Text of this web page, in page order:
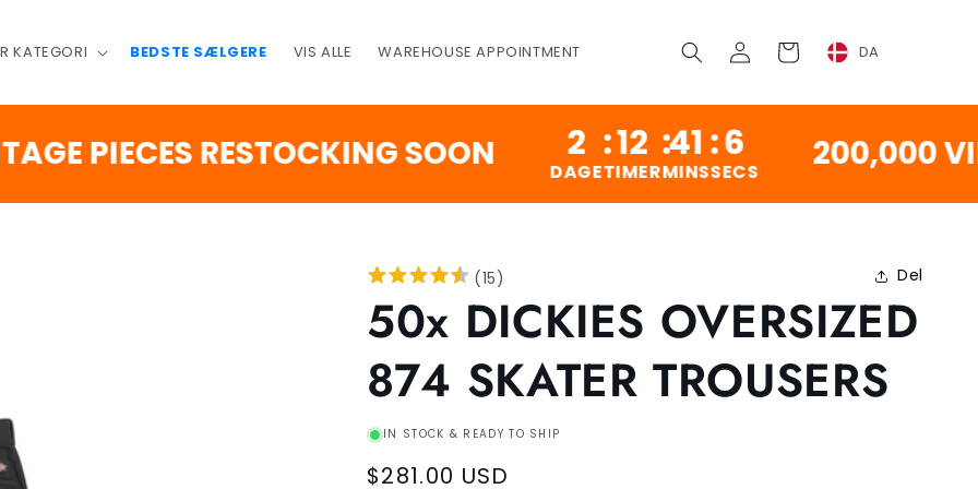
KATEGORI BEDSTE SÆLGERE VIS ALLE WAREHOUSE APPOINTMENT
Log
ind
Vogn DA
RESTOCKING SOON 2
DAGE
:
TIMER
41:
MINS
5
SECS 200,000
(15) Del
50x DICKIES OVERSIZED
874 SKATER TROUSERS
IN STOCK & READY TO SHIP
Regular
$281.00 USD